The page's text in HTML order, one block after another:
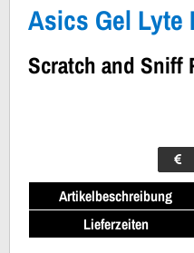
Asics Gel Lyte
Scratch and Sniff
Artikelbeschreibung
Lieferzeiten